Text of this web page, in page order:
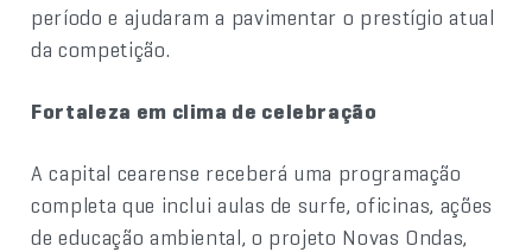
período e ajudaram a pavimentar o prestígio atual
da competição.
Fortaleza em clima de celebração
A capital cearense receberá uma programação
completa que inclui aulas de surfe, oficinas, ações
de educação ambiental, o projeto Novas Ondas,